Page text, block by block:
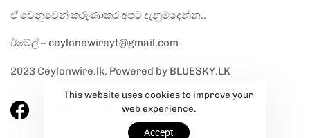
ඒ වෙනුවෙන් කරුණාකර අපට දැනුම්දෙන්න..
ඊමේල් – ceylonewireyt@gmail.com
2023 Ceylonwire.lk. Powered by BLUESKY.LK
This website uses cookies to improve your
web experience.
Accept